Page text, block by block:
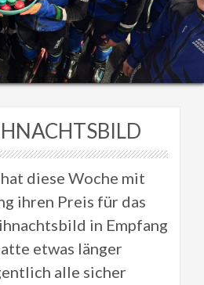
diese Woche mit
ihren Preis für das
in Empfang
etwas länger
alle sicher